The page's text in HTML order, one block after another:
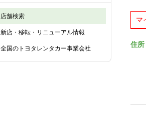
店舗検索
新店・移転・リニューアル情報
全国のトヨタレンタカー事業会社
マ
住所